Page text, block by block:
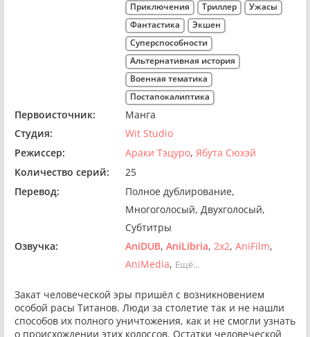
Приключения
Триллер
Ужасы
Фантастика
Экшен
Суперспособности
Альтернативная история
Военная тематика
Постапокалиптика
Первоисточник:
Манга
Студия:
Wit Studio
Режиссер:
Араки Тэцуро Ябута Сюхэй
Количество серий:
25
Перевод:
Полное дублирование
Многоголосый Двухголосый
Субтитры
Озвучка:
AniDUB AniLibria 2x2 AniFilm
AniMedia Ещё...
Закат человеческой эры пришёл с возникновением
особой расы Титанов. Люди за столетие так и не нашли
способов их полного уничтожения, как и не смогли узнать
о происхождении этих колоссов. Остатки человеческой